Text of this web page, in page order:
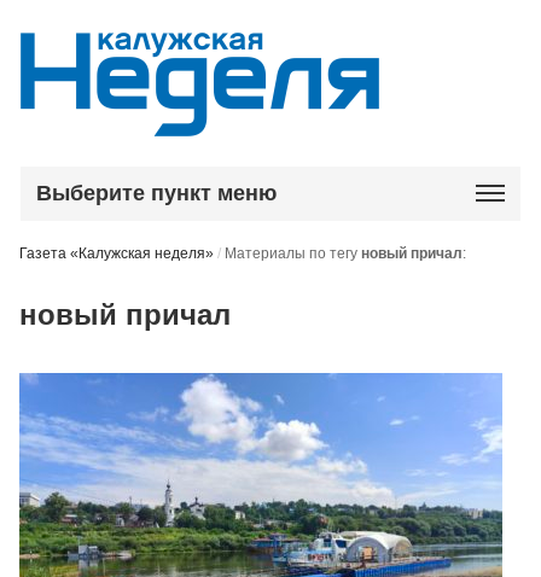
Выберите пункт меню
Газета «Калужская неделя» / Материалы по тегуновый причал:
новый причал